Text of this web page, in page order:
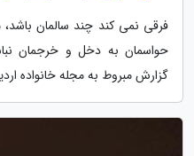
فرقی نمی کند چند سالمان باشد،
حواسمان به دخل و خرجمان
گزارش مبروط به مجله خانواده اردیبهشت